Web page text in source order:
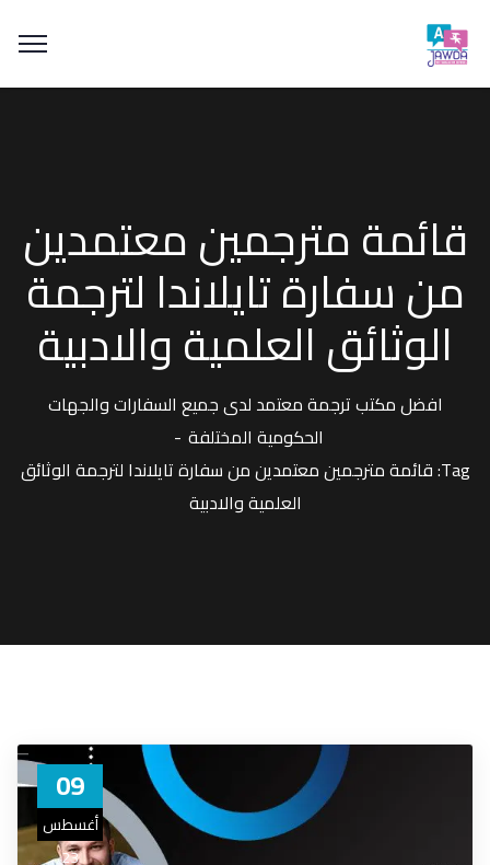
قائمة مترجمين معتمدين
من سفارة تايلاندا لترجمة
الوثائق العلمية والادبية
افضل مكتب ترجمة معتمد لدى جميع السفارات والجهات
الحكومية المختلفة
Tag: قائمة مترجمين معتمدين من سفارة تايلاندا لترجمة الوثائق
العلمية والادبية
09
أغسطس
23